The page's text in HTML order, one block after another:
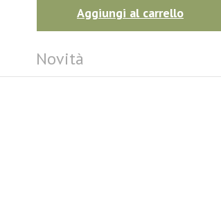
Aggiungi al carrello
Novità